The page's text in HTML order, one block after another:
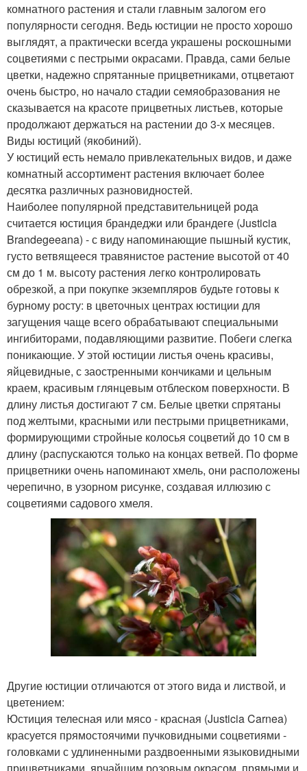
комнатного растения и стали главным залогом его
популярности сегодня. Ведь юстиции не просто хорошо
выглядят, а практически всегда украшены роскошными
соцветиями с пестрыми окрасами. Правда, сами белые
цветки, надежно спрятанные прицветниками, отцветают
очень быстро, но начало стадии семяобразования не
сказывается на красоте прицветных листьев, которые
продолжают держаться на растении до 3-х месяцев.
Виды юстиций (якобиний).
У юстиций есть немало привлекательных видов, и даже
комнатный ассортимент растения включает более
десятка различных разновидностей.
Наиболее популярной представительницей рода
считается юстиция брандеджи или брандеге (Justicia
Brandegeeana) - с виду напоминающие пышный кустик,
густо ветвящееся травянистое растение высотой от 40
см до 1 м. высоту растения легко контролировать
обрезкой, а при покупке экземпляров будьте готовы к
бурному росту: в цветочных центрах юстиции для
загущения чаще всего обрабатывают специальными
ингибиторами, подавляющими развитие. Побеги слегка
поникающие. У этой юстиции листья очень красивы,
яйцевидные, с заостренными кончиками и цельным
краем, красивым глянцевым отблеском поверхности. В
длину листья достигают 7 см. Белые цветки спрятаны
под желтыми, красными или пестрыми прицветниками,
формирующими стройные колосья соцветий до 10 см в
длину (распускаются только на концах ветвей. По форме
прицветники очень напоминают хмель, они расположены
черепично, в узорном рисунке, создавая иллюзию с
соцветиями садового хмеля.
Другие юстиции отличаются от этого вида и листвой, и
цветением:
Юстиция телесная или мясо - красная (Justicia Carnea)
красуется прямостоячими пучковидными соцветиями -
головками с удлиненными раздвоенными языковидными
прицветниками, ярчайшим розовым окрасом, прямыми и